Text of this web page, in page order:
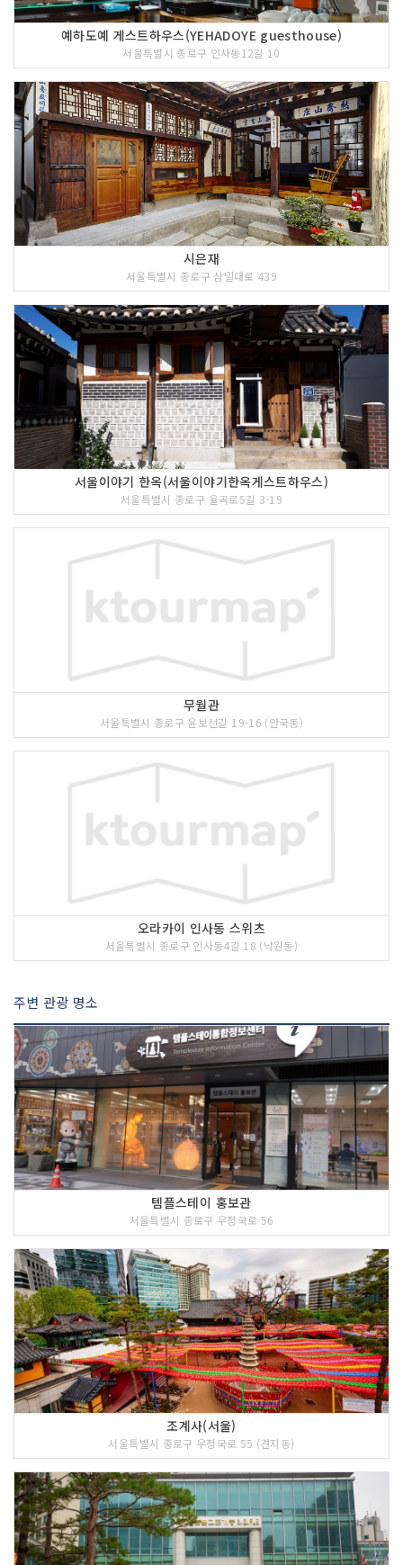
예하도예 게스트하우스(YEHADOYE guesthouse)
서울특별시 종로구 인사동12길 10
시은재
서울특별시 종로구 삼일대로 439
서울이야기 한옥(서울이야기한옥게스트하우스)
서울특별시 종로구 율곡로5길 3-19
무월관
서울특별시 종로구 윤보선길 19-16 (안국동)
오라카이 인사동 스위츠
서울특별시 종로구 인사동4길 18 (낙원동)
주변 관광 명소
템플스테이 홍보관
서울특별시 종로구 우정국로 56
조계사(서울)
서울특별시 종로구 우정국로 55 (견지동)